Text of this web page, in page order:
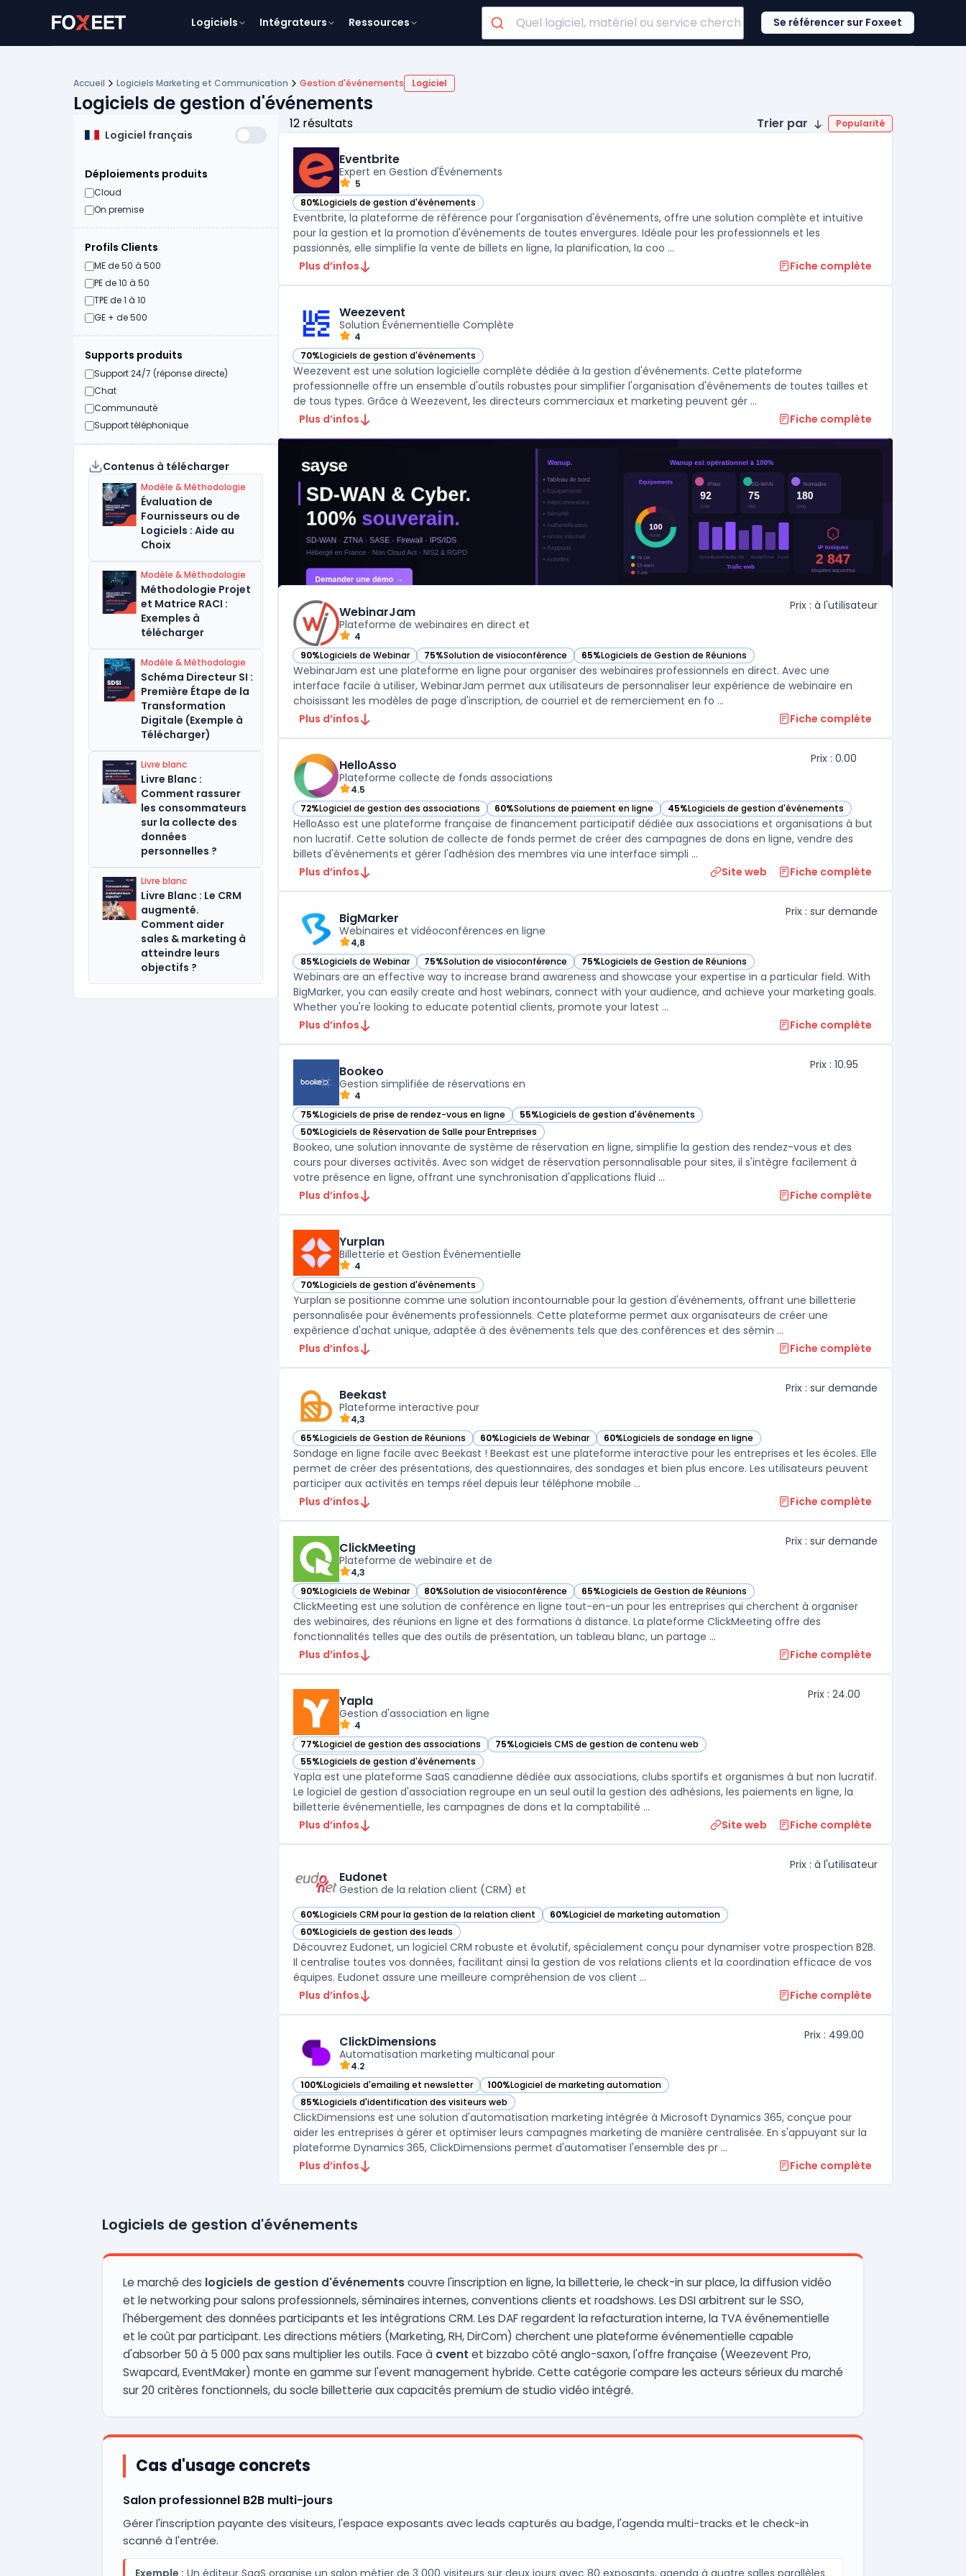
Logiciels Intégrateurs Ressources Se référencer sur Foxeet
Accueil Logiciels Marketing et Communication Gestion d'événements Logiciel
Logiciels de gestion d'événements
Logiciel français
Déploiements produits
Cloud
On premise
Profils Clients
ME de 50 à 500
PE de 10 à 50
TPE de 1 à 10
GE + de 500
Supports produits
Support 24/7 (réponse directe)
Chat
Communauté
Support téléphonique
Contenus à télécharger
Modèle & Méthodologie
Évaluation de
Fournisseurs ou de
Logiciels : Aide au
Choix
Modèle & Méthodologie
Méthodologie Projet
et Matrice RACI :
Exemples à
télécharger
Modèle & Méthodologie
Schéma Directeur SI :
Première Étape de la
Transformation
Digitale (Exemple à
Télécharger)
Livre blanc
Livre Blanc :
Comment rassurer
les consommateurs
sur la collecte des
données
personnelles ?
Livre blanc
Livre Blanc : Le CRM
augmenté.
Comment aider
sales & marketing à
atteindre leurs
objectifs ?
12 résultats Trier par Popularité
Eventbrite
Expert en Gestion d'Événements
5
80%Logiciels de gestion d'événements
— voir Eventbrite dans cette catégorie
Eventbrite, la plateforme de référence pour l'organisation d'événements, offre une solution complète et intuitive
pour la gestion et la promotion d'événements de toutes envergures. Idéale pour les professionnels et les
passionnés, elle simplifie la vente de billets en ligne, la planification, la coo ...
Plus d’infos
Fiche complète
Weezevent
Solution Événementielle Complète
4
70%Logiciels de gestion d'événements
— voir Weezevent dans cette catégorie
Weezevent est une solution logicielle complète dédiée à la gestion d'événements. Cette plateforme
professionnelle offre un ensemble d'outils robustes pour simplifier l'organisation d'événements de toutes tailles et
de tous types. Grâce à Weezevent, les directeurs commerciaux et marketing peuvent gér ...
Plus d’infos
Fiche complète
WebinarJam
Plateforme de webinaires en direct et
4
Prix : à l'utilisateur
90%Logiciels de Webinar
— voir WebinarJam dans cette catégorie
75%Solution de visioconférence
— voir WebinarJam dans cette catégorie
65%Logiciels de Gestion de Réunions
— voir WebinarJam dans cette catégorie
WebinarJam est une plateforme en ligne pour organiser des webinaires professionnels en direct. Avec une
interface facile à utiliser, WebinarJam permet aux utilisateurs de personnaliser leur expérience de webinaire en
choisissant les modèles de page d'inscription, de courriel et de remerciement en fo ...
Plus d’infos
Fiche complète
HelloAsso
Plateforme collecte de fonds associations
4.5
Prix : 0.00
72%Logiciel de gestion des associations
— voir HelloAsso dans cette catégorie 60%Solutions de paiement en ligne
— voir HelloAsso dans cette catégorie 45%Logiciels de gestion d'événements
— voir HelloAsso dans cette catégorie
HelloAsso est une plateforme française de financement participatif dédiée aux associations et organisations à but
non lucratif. Cette solution de collecte de fonds permet de créer des campagnes de dons en ligne, vendre des
billets d'événements et gérer l'adhésion des membres via une interface simpli ...
Plus d’infos
Site web Fiche complète
BigMarker
Webinaires et vidéoconférences en ligne
4,8
Prix : sur demande
85%Logiciels de Webinar
— voir BigMarker dans cette catégorie
75%Solution de visioconférence
— voir BigMarker dans cette catégorie75%Logiciels de Gestion de Réunions
— voir BigMarker dans cette catégorie
Webinars are an effective way to increase brand awareness and showcase your expertise in a particular field. With
BigMarker, you can easily create and host webinars, connect with your audience, and achieve your marketing goals.
Whether you're looking to educate potential clients, promote your latest ...
Plus d’infos
Fiche complète
Bookeo
Gestion simplifiée de réservations en
4
Prix : 10.95
75%Logiciels de prise de rendez-vous en ligne
— voir Bookeo dans cette catégorie 55%Logiciels de gestion d'événements
— voir Bookeo dans cette catégorie
50%Logiciels de Réservation de Salle pour Entreprises
— voir Bookeo dans cette catégorie
Bookeo, une solution innovante de système de réservation en ligne, simplifie la gestion des rendez-vous et des
cours pour diverses activités. Avec son widget de réservation personnalisable pour sites, il s'intègre facilement à
votre présence en ligne, offrant une synchronisation d'applications fluid ...
Plus d’infos
Fiche complète
Yurplan
Billetterie et Gestion Événementielle
4
70%Logiciels de gestion d'événements
— voir Yurplan dans cette catégorie
Yurplan se positionne comme une solution incontournable pour la gestion d'événements, offrant une billetterie
personnalisée pour événements professionnels. Cette plateforme permet aux organisateurs de créer une
expérience d'achat unique, adaptée à des événements tels que des conférences et des sémin ...
Plus d’infos
Fiche complète
Beekast
Plateforme interactive pour
4,3
Prix : sur demande
65%Logiciels de Gestion de Réunions
— voir Beekast dans cette catégorie 60%Logiciels de Webinar
— voir Beekast dans cette catégorie
60%Logiciels de sondage en ligne
— voir Beekast dans cette catégorie
Sondage en ligne facile avec Beekast ! Beekast est une plateforme interactive pour les entreprises et les écoles. Elle
permet de créer des présentations, des questionnaires, des sondages et bien plus encore. Les utilisateurs peuvent
participer aux activités en temps réel depuis leur téléphone mobile ...
Plus d’infos
Fiche complète
ClickMeeting
Plateforme de webinaire et de
4,3
Prix : sur demande
90%Logiciels de Webinar
— voir ClickMeeting dans cette catégorie
80%Solution de visioconférence
— voir ClickMeeting dans cette catégorie
65%Logiciels de Gestion de Réunions
— voir ClickMeeting dans cette catégorie
ClickMeeting est une solution de conférence en ligne tout-en-un pour les entreprises qui cherchent à organiser
des webinaires, des réunions en ligne et des formations à distance. La plateforme ClickMeeting offre des
fonctionnalités telles que des outils de présentation, un tableau blanc, un partage ...
Plus d’infos
Fiche complète
Yapla
Gestion d'association en ligne
4
Prix : 24.00
77%Logiciel de gestion des associations
— voir Yapla dans cette catégorie 75%Logiciels CMS de gestion de contenu web
— voir Yapla dans cette catégorie
55%Logiciels de gestion d'événements
— voir Yapla dans cette catégorie
Yapla est une plateforme SaaS canadienne dédiée aux associations, clubs sportifs et organismes à but non lucratif.
Le logiciel de gestion d'association regroupe en un seul outil la gestion des adhésions, les paiements en ligne, la
billetterie événementielle, les campagnes de dons et la comptabilité ...
Plus d’infos
Site web Fiche complète
Eudonet
Gestion de la relation client (CRM) et
Prix : à l'utilisateur
60%Logiciels CRM pour la gestion de la relation client
— voir Eudonet dans cette catégorie 60%Logiciel de marketing automation
— voir Eudonet dans cette catégorie
60%Logiciels de gestion des leads
— voir Eudonet dans cette catégorie
Découvrez Eudonet, un logiciel CRM robuste et évolutif, spécialement conçu pour dynamiser votre prospection B2B.
Il centralise toutes vos données, facilitant ainsi la gestion de vos relations clients et la coordination efficace de vos
équipes. Eudonet assure une meilleure compréhension de vos client ...
Plus d’infos
Fiche complète
ClickDimensions
Automatisation marketing multicanal pour
4.2
Prix : 499.00
100%Logiciels d'emailing et newsletter
— voir ClickDimensions dans cette catégorie100%Logiciel de marketing automation
— voir ClickDimensions dans cette catégorie
85%Logiciels d'identification des visiteurs web
— voir ClickDimensions dans cette catégorie
ClickDimensions est une solution d'automatisation marketing intégrée à Microsoft Dynamics 365, conçue pour
aider les entreprises à gérer et optimiser leurs campagnes marketing de manière centralisée. En s'appuyant sur la
plateforme Dynamics 365, ClickDimensions permet d'automatiser l'ensemble des pr ...
Plus d’infos
Fiche complète
Logiciels de gestion d'événements
Le marché des logiciels de gestion d'événementscouvre l'inscription en ligne, la billetterie, le check-in sur place, la diffusion vidéo
et le networking pour salons professionnels, séminaires internes, conventions clients et roadshows. Les DSI arbitrent sur le SSO,
l'hébergement des données participants et les intégrations CRM. Les DAF regardent la refacturation interne, la TVA événementielle
et le coût par participant. Les directions métiers (Marketing, RH, DirCom) cherchent une plateforme événementielle capable
d'absorber 50 à 5 000 pax sans multiplier les outils. Face à cvent et bizzabo côté anglo-saxon, l'offre française (Weezevent Pro,
Swapcard, EventMaker) monte en gamme sur l'event management hybride. Cette catégorie compare les acteurs sérieux du marché
sur 20 critères fonctionnels, du socle billetterie aux capacités premium de studio vidéo intégré.
Cas d'usage concrets
Salon professionnel B2B multi-jours
Gérer l'inscription payante des visiteurs, l'espace exposants avec leads capturés au badge, l'agenda multi-tracks et le check-in
scanné à l'entrée.
Exemple : Un éditeur SaaS organise un salon métier de 3 000 visiteurs sur deux jours avec 80 exposants, agenda à quatre salles parallèles